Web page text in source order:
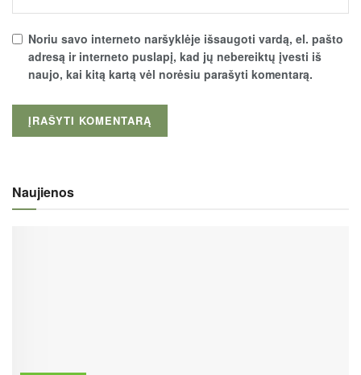
Noriu savo interneto naršyklėje išsaugoti vardą, el. pašto
adresą ir interneto puslapį, kad jų nebereiktų įvesti iš
naujo, kai kitą kartą vėl norėsiu parašyti komentarą.
Naujienos